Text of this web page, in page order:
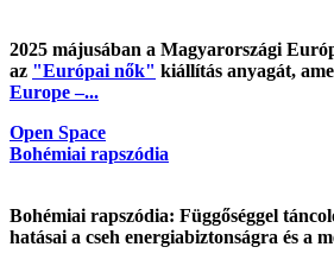
2025 májusában a Magyarországi
az "Európai nők" kiállítás anyagát,
Europe –...
Open Space
Bohémiai rapszódia
Bohémiai rapszódia: Függőséggel
hatásai a cseh energiabiztonságra és a